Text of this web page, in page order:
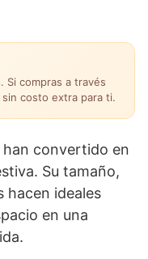
Si compras a través
costo extra para ti.
han convertido en
Su tamaño,
hacen ideales
en una